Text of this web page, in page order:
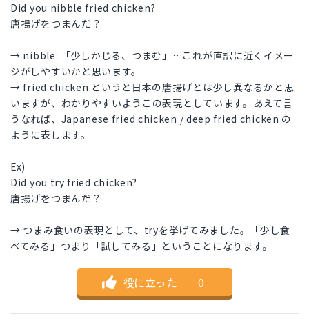
Did you nibble fried chicken?
唐揚げをつまんだ？
→ nibble: 「少しかじる、つまむ」…これが直訳に近くイメー
ジがしやすいかと思います。
→ fried chicken というと日本の唐揚げとは少し異なるかと思
いますが、わかりやすいようこの表現としています。あえて言
うなれば、Japanese fried chicken / deep fried chicken の
ように表します。
Ex)
Did you try fried chicken?
唐揚げをつまんだ？
→ つまみ食いの表現として、tryを挙げてみました。「少し食
べてみる」つまり「試してみる」ということになります。
役に立った ｜ 0